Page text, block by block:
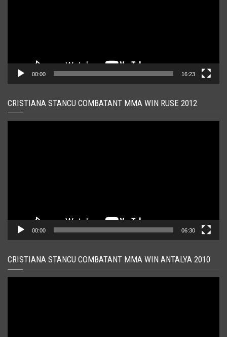
00:00 16:23
CRISTIANA STANCU COMBATANT MMA WIN RUSE 2012
00:00 06:30
CRISTIANA STANCU COMBATANT MMA WIN ANTALYA 2010